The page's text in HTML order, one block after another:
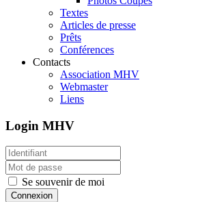
Textes
Articles de presse
Prêts
Conférences
Contacts
Association MHV
Webmaster
Liens
Login MHV
Se souvenir de moi
Connexion